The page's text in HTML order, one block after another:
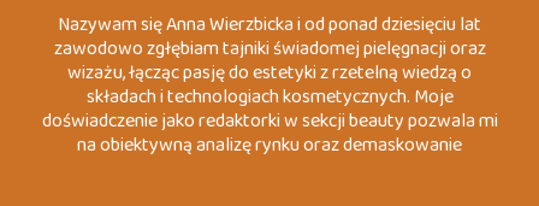
Nazywam się Anna Wierzbicka i od ponad dziesięciu lat
zawodowo zgłębiam tajniki świadomej pielęgnacji oraz
wizażu, łącząc pasję do estetyki z rzetelną wiedzą o
składach i technologiach kosmetycznych. Moje
doświadczenie jako redaktorki w sekcji beauty pozwala mi
na obiektywną analizę rynku oraz demaskowanie